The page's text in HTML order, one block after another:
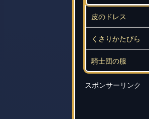
皮のドレス
くさりかたびら
騎士団の服
スポンサーリンク